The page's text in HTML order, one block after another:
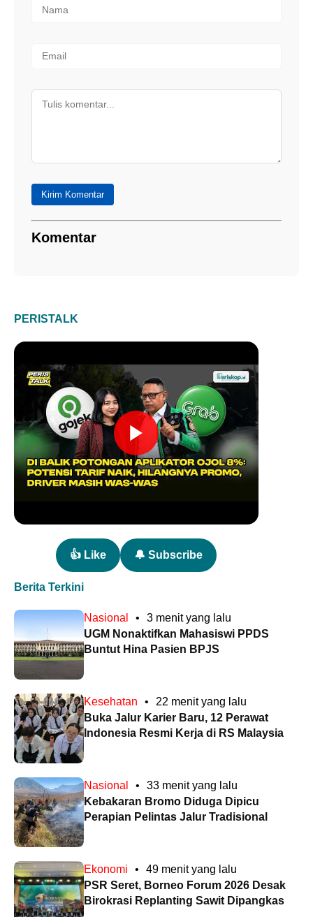
Kirim Komentar
Komentar
PERISTALK
👍 Like 🔔 Subscribe
Berita Terkini
Nasional •
3 menit yang lalu
UGM Nonaktifkan Mahasiswi PPDS
Buntut Hina Pasien BPJS
Kesehatan •
22 menit yang lalu
Buka Jalur Karier Baru, 12 Perawat
Indonesia Resmi Kerja di RS Malaysia
Nasional •
33 menit yang lalu
Kebakaran Bromo Diduga Dipicu
Perapian Pelintas Jalur Tradisional
Ekonomi •
49 menit yang lalu
PSR Seret, Borneo Forum 2026 Desak
Birokrasi Replanting Sawit Dipangkas